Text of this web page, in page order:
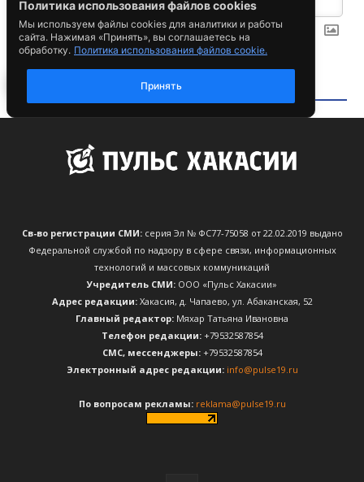
Св-во регистрации СМИ:серия Эл № ФС77-75058 от 22.02.2019 выдано
Федеральной службой по надзору в сфере связи, информационных
технологий и массовых коммуникаций
Учредитель СМИ: ООО «Пульс Хакасии»
Адрес редакции:Хакасия, д. Чапаево, ул. Абаканская, 52
Главный редактор: Мяхар Татьяна Ивановна
Телефон редакции:+79532587854
CМС, мессенджеры:+79532587854
Электронный адрес редакции: info@pulse19.ru
По вопросам рекламы: reklama@pulse19.ru